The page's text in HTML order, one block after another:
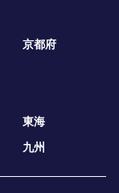
京都府
東海
九州